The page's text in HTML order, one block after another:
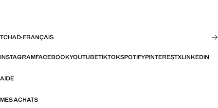
TCHAD·FRANÇAIS
INSTAGRAMFACEBOOKYOUTUBETIKTOKSPOTIFYPINTERESTXLINKEDIN
AIDE
MES ACHATS